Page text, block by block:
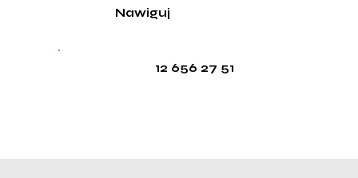
12 656 27 51
Nawiguj